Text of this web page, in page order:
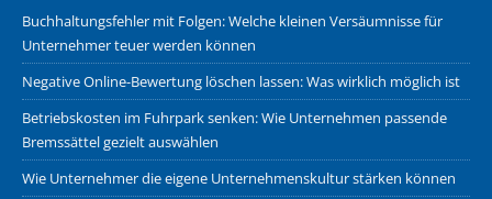
Buchhaltungsfehler mit Folgen: Welche kleinen Versäumnisse für
Unternehmer teuer werden können
Negative Online-Bewertung löschen lassen: Was wirklich möglich ist
Betriebskosten im Fuhrpark senken: Wie Unternehmen passende
Bremssättel gezielt auswählen
Wie Unternehmer die eigene Unternehmenskultur stärken können